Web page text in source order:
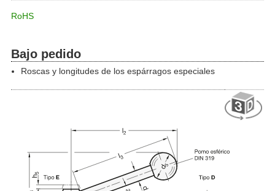
RoHS
Bajo pedido
Roscas y longitudes de los espárragos especiales